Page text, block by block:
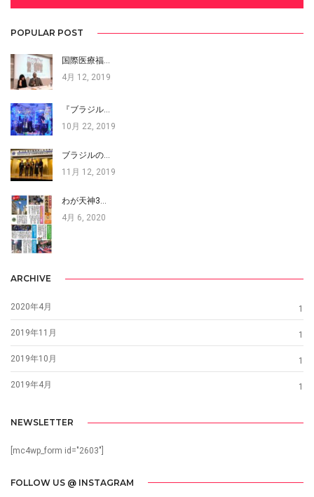
POPULAR POST
国際医療福…
4月 12, 2019
『ブラジル…
10月 22, 2019
ブラジルの…
11月 12, 2019
わが天神3…
4月 6, 2020
ARCHIVE
2020年4月 1
2019年11月 1
2019年10月 1
2019年4月 1
NEWSLETTER
[mc4wp_form id="2603"]
FOLLOW US @ INSTAGRAM